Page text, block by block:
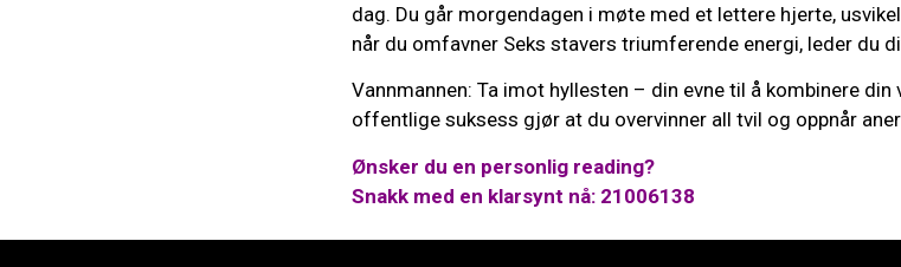
dag. Du går morgendagen i møte med et lettere hjerte,
når du omfavner Seks stavers triumferende energi, leder du
Vannmannen: Ta imot hyllesten – din evne til å kombinere
offentlige suksess gjør at du overvinner all tvil og oppnår
Ønsker du en personlig reading?
Snakk med en klarsynt nå: 21006138